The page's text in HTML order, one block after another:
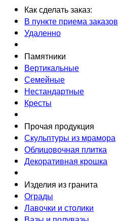
Как сделать заказ:
В пункте приема заказов
Удаленно
Памятники
Вертикальные
Семейные
Нестандартные
Кресты
Прочая продукция
Скульптуры из мрамора
Облицовочная плитка
Декоративная крошка
Изделия из гранита
Ограды
Лавочки и столики